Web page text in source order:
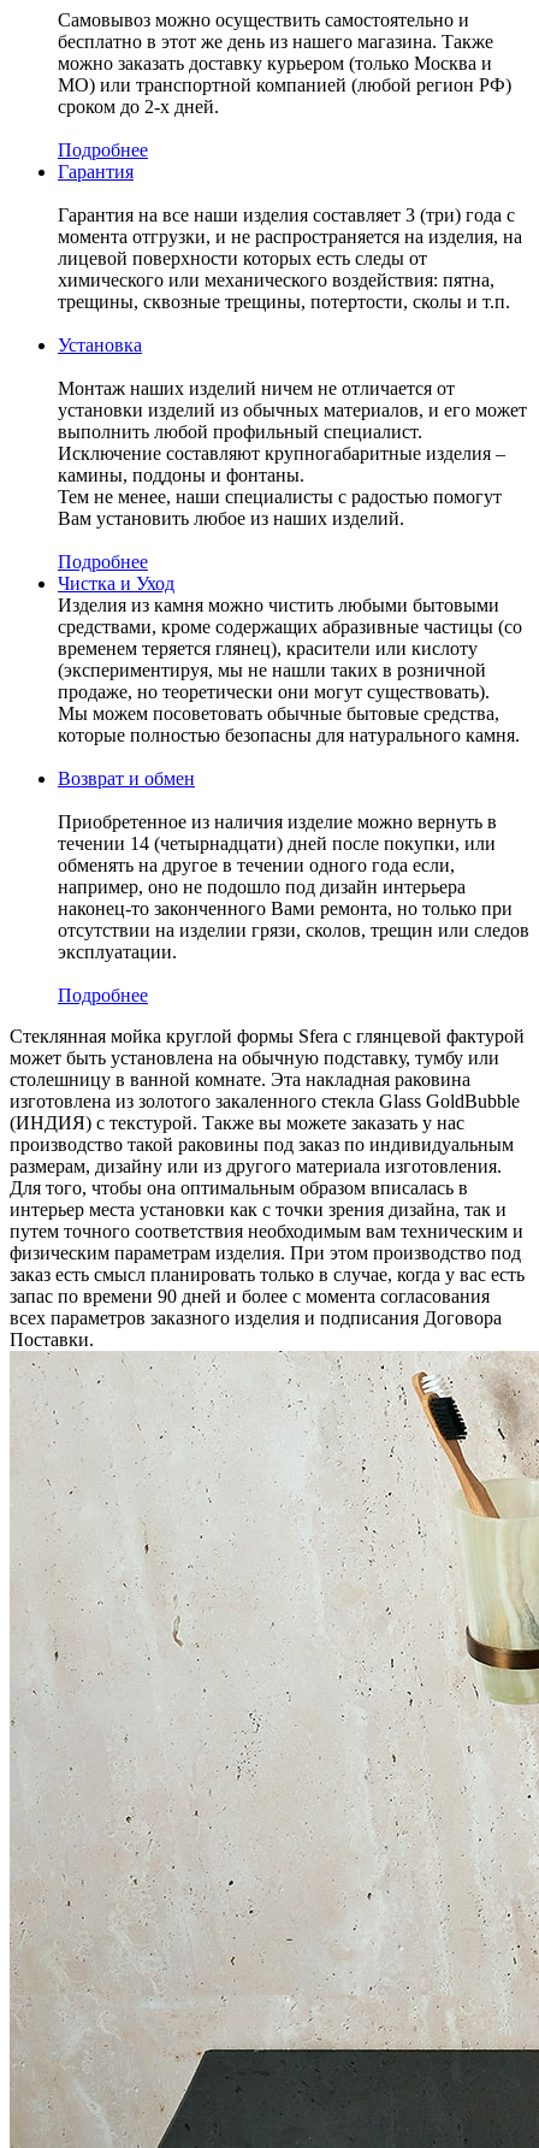
Самовывоз можно осуществить самостоятельно и
бесплатно в этот же день из нашего магазина. Также
можно заказать доставку курьером (только Москва и
МО) или транспортной компанией (любой регион РФ)
сроком до 2-х дней.
Подробнее
Гарантия
Гарантия на все наши изделия составляет 3 (три) года с
момента отгрузки, и не распространяется на изделия, на
лицевой поверхности которых есть следы от
химического или механического воздействия: пятна,
трещины, сквозные трещины, потертости, сколы и т.п.
Установка
Монтаж наших изделий ничем не отличается от
установки изделий из обычных материалов, и его может
выполнить любой профильный специалист.
Исключение составляют крупногабаритные изделия –
камины, поддоны и фонтаны.
Тем не менее, наши специалисты с радостью помогут
Вам установить любое из наших изделий.
Подробнее
Чистка и Уход
Изделия из камня можно чистить любыми бытовыми
средствами, кроме содержащих абразивные частицы (со
временем теряется глянец), красители или кислоту
(экспериментируя, мы не нашли таких в розничной
продаже, но теоретически они могут существовать).
Мы можем посоветовать обычные бытовые средства,
которые полностью безопасны для натурального камня.
Возврат и обмен
Приобретенное из наличия изделие можно вернуть в
течении 14 (четырнадцати) дней после покупки, или
обменять на другое в течении одного года если,
например, оно не подошло под дизайн интерьера
наконец-то законченного Вами ремонта, но только при
отсутствии на изделии грязи, сколов, трещин или следов
эксплуатации.
Подробнее
Стеклянная мойка круглой формы Sfera с глянцевой фактурой
может быть установлена на обычную подставку, тумбу или
столешницу в ванной комнате. Эта накладная раковина
изготовлена из золотого закаленного стекла Glass GoldBubble
(ИНДИЯ) c текстурой. Также вы можете заказать у нас
производство такой раковины под заказ по индивидуальным
размерам, дизайну или из другого материала изготовления.
Для того, чтобы она оптимальным образом вписалась в
интерьер места установки как с точки зрения дизайна, так и
путем точного соответствия необходимым вам техническим и
физическим параметрам изделия. При этом производство под
заказ есть смысл планировать только в случае, когда у вас есть
запас по времени 90 дней и более с момента согласования
всех параметров заказного изделия и подписания Договора
Поставки.